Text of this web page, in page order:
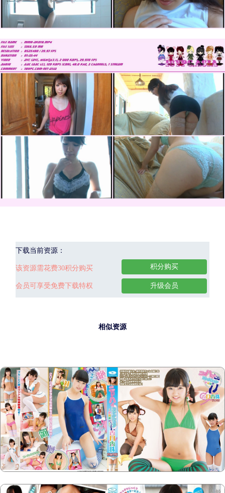
下载当前资源：
该资源需花费30积分购买
会员可享受免费下载特权
积分购买
升级会员
相似资源